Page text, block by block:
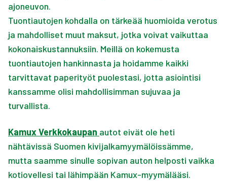
ajoneuvon.
Tuontiautojen kohdalla on tärkeää huomioida verotus
ja mahdolliset muut maksut, jotka voivat vaikuttaa
kokonaiskustannuksiin. Meillä on kokemusta
tuontiautojen hankinnasta ja hoidamme kaikki
tarvittavat paperityöt puolestasi, jotta asiointisi
kanssamme olisi mahdollisimman sujuvaa ja
turvallista.
Kamux Verkkokaupan autot eivät ole heti
nähtävissä Suomen kivijalkamyymälöissämme,
mutta saamme sinulle sopivan auton helposti vaikka
kotiovellesi tai lähimpään Kamux-myymälääsi.